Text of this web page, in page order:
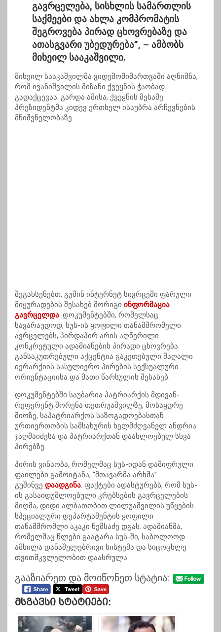
გავრცელება, სისხლის სამართლის
საქმეები და ახლა კომპრომატის
შეგროვება პირად ცხოვრებაზე და
ათასგვარი უბედურება”, – ამბობს
მიხეილ სააკაშვილი.
მიხეილ სააკაშვილმა ვიდემომიმართვაში აღნიშნა,
რომ ივანიშვილის მიზანი ქვეყნის ჭაობად
გადაქცევაა. გარდა ამისა, ქვეყნის მესამე
პრეზიდენტმა კიდევ ერთხელ ისაუბრა არჩევნების
მნიშვნელობაზე.
შეგახსენებთ, გუშინ ინტერნეტ სივრცეში ფარული
მიყურადების შესახებ მორიგი ინფორმაცია
გავრცელდა. დოკუმენტებში, რომელსაც
სავარაუდოდ, სუს-ის ყოფილი თანამშრომელი
ავრცელებს, პირდაპირ არის აღწერილი
კონკრეტული ადამიანების პირადი ცხოვრება.
განსაკუთრებული აქცენტია გაკეთებული მაღალი
იერარქიის სასულიერო პირების სექსუალური
ორიენტაციისა და მათი წარსულის შესახებ.
დოკუმენტებში საუბარია პატრიარქის მდივან-
რეფერენტ შორენა თეთრუაშვილზე, მოსაყდრე
შიოზე, საპატრიარქოს საზოგადოებასთან
ურთიერთობის სამსახურის ხელმძღვანელ ანდრია
ჯაღმაიძესა და პატრიარქთან დაახლოებულ სხვა
პირებზე.
პირის ვინაობა, რომელმაც სუს-იდან დაშიფრული
ფაილები გამოიტანა, “მთავარმა არხმა”
გუშინვე დაადგინა. ფაქტები ადასტურებს, რომ სუს-
ის გასაიდუმლოებული კრებსების გავრცელების
მიღმა, დიდი ალბათობით ლილუაშვილის უწყების
სპეციალური დეპარტამენტის ყოფილი
თანამშრომლი აკაკი ნემსაძე დგას. ადამიანმა,
რომელმაც წლები გაატარა სუს-ში, საბოლოოდ
ამხილა დანაშულებრივი სისტემა და სიცოცხლე
თვითმკვლელობით დაასრულა.
გააზიარეთ და მოიწონეთ სტატია:
Მსგავსი Სტატიები: